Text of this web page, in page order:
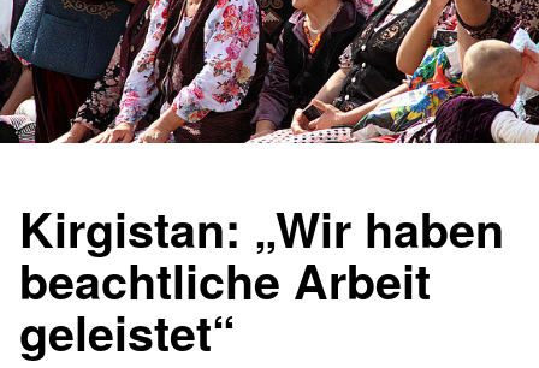
Kirgistan: „Wir haben
beachtliche Arbeit
geleistet“